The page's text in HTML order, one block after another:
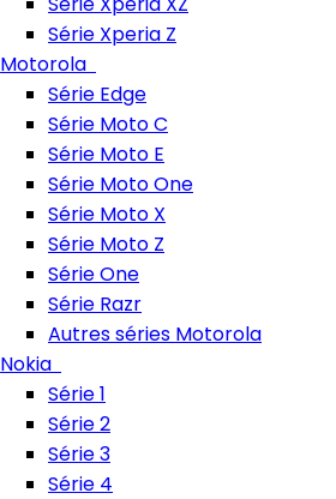
Série Xperia Z
Motorola
Série Edge
Série Moto C
Série Moto E
Série Moto One
Série Moto X
Série Moto Z
Série One
Série Razr
Autres séries Motorola
Nokia
Série 1
Série 2
Série 3
Série 4